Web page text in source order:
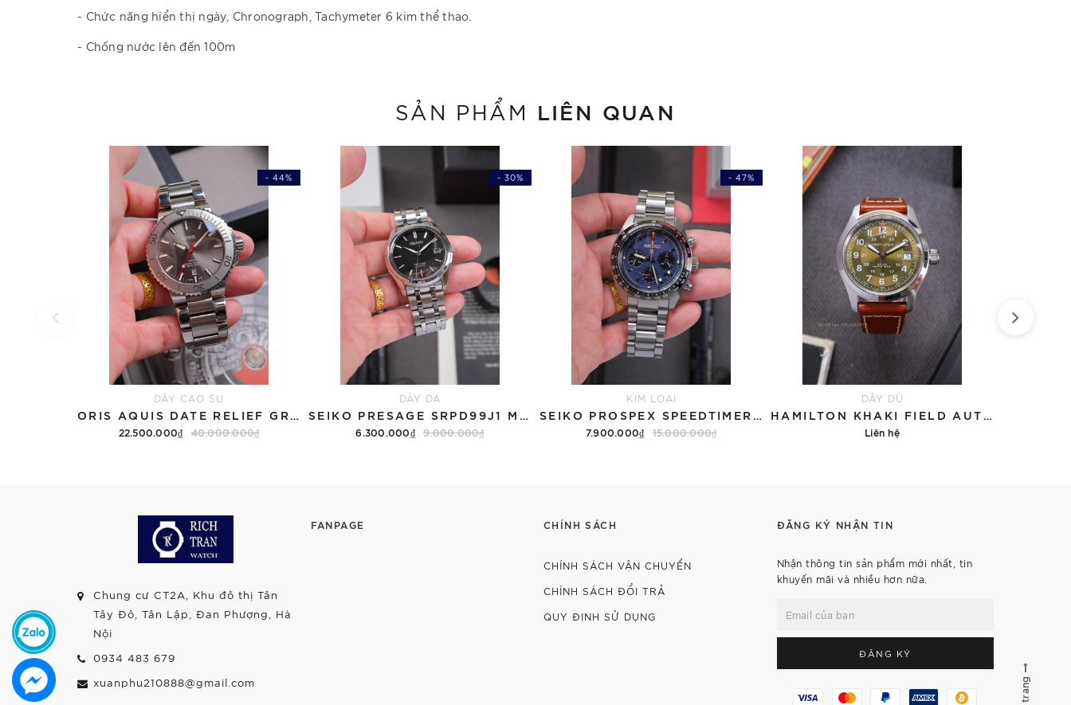
- Chức năng hiển thị ngày, Chronograph, Tachymeter 6 kim thể thao.
- Chống nước lên đến 100m
SẢN PHẨM LIÊN QUAN
- 44%
DÂY CAO SU
ORIS AQUIS DATE RELIEF GREY 01 733 7730 4153-07 8 24 05PEB - QUA SỬ DỤNG
22.500.000₫ 40.000.000₫
- 30%
DÂY DA
SEIKO PRESAGE SRPD99J1 MẶT SẦN CÁT - QUA SỬ DỤNG
6.300.000₫ 9.000.000₫
- 47%
KIM LOẠI
SEIKO PROSPEX SPEEDTIMER SOLAR SSC815P1 - QUA SỬ DỤNG
7.900.000₫ 15.000.000₫
DÂY DÙ
HAMILTON KHAKI FIELD AUTOMATIC H70455560 GREEN OLIVE - QUA SỬ DỤNG
Liên hệ
Chung cư CT2A, Khu đô thị Tân
Tây Đô, Tân Lập, Đan Phượng, Hà
Nội
0934 483 679
xuanphu210888@gmail.com
FANPAGE CHÍNH SÁCH
CHÍNH SÁCH VẬN CHUYỂN
CHÍNH SÁCH ĐỔI TRẢ
QUY ĐỊNH SỬ DỤNG
ĐĂNG KÝ NHẬN TIN
Nhận thông tin sản phẩm mới nhất, tin
khuyến mãi và nhiều hơn nữa.
ĐĂNG KÝ